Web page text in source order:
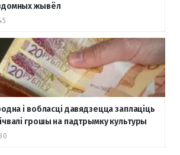
жывёл
і вобласці давядзецца заплаціць
грошы на падтрымку культуры